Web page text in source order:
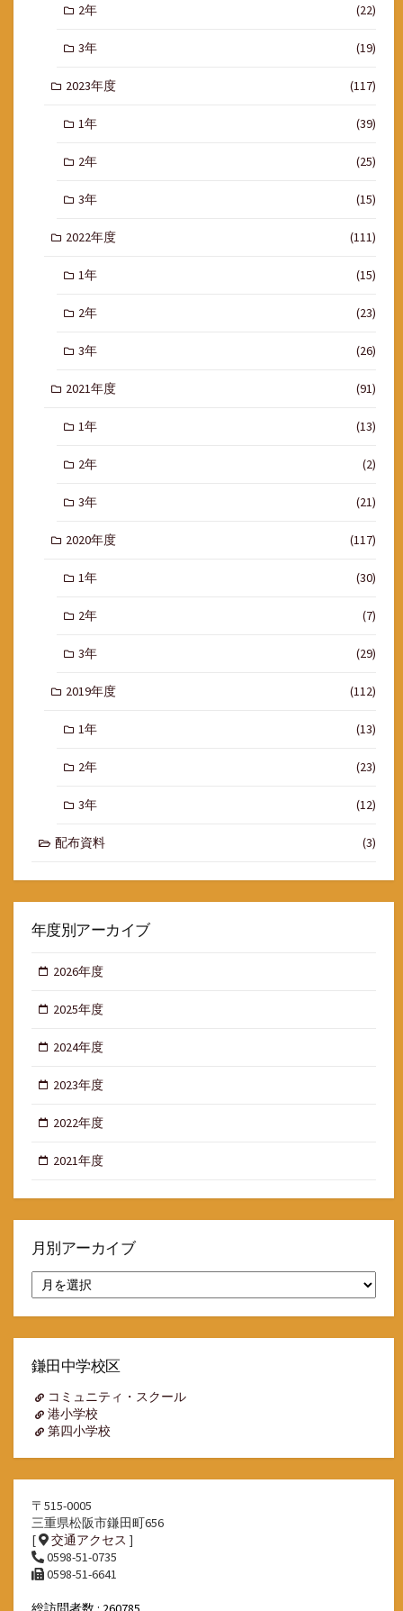
2年 (22)
3年 (19)
2023年度 (117)
1年 (39)
2年 (25)
3年 (15)
2022年度 (111)
1年 (15)
2年 (23)
3年 (26)
2021年度 (91)
1年 (13)
2年 (2)
3年 (21)
2020年度 (117)
1年 (30)
2年 (7)
3年 (29)
2019年度 (112)
1年 (13)
2年 (23)
3年 (12)
配布資料 (3)
年度別アーカイブ
2026年度
2025年度
2024年度
2023年度
2022年度
2021年度
月別アーカイブ
別
ア
イ
鎌田中学校区
コミュニティ・スクール
港小学校
第四小学校
〒515-0005
三重県松阪市鎌田町656
[
交通アクセス ]
0598-51-0735
0598-51-6641